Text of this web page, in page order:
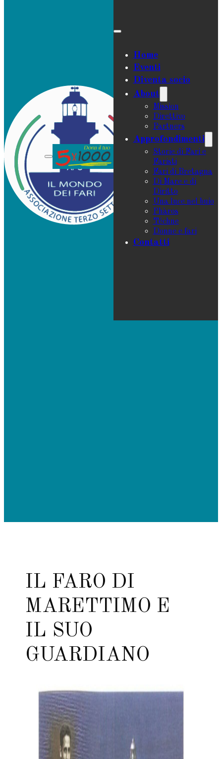
Home
Eventi
Diventa socio
About
Mission
Direttivo
Partners
Approfondimenti
Storie di Fari e
Faristi
Fari di Bretagna
Di Mare e di
Diritto
Una luce nel buio
Phàros
Téchne
Donne e fari
Contatti
IL FARO DI
MARETTIMO E
IL SUO
GUARDIANO